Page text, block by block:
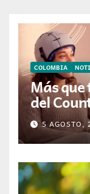
COLOMBIA
Más
del
5